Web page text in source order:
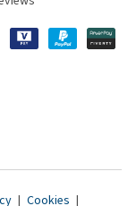
| Cookies |